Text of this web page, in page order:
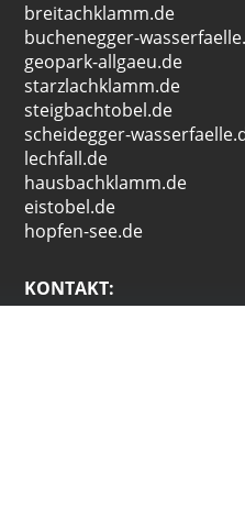
breitachklamm.de
buchenegger-
geopark-allgaeu.de
starzlachklamm.de
steigbachtobel.de
scheidegger-
lechfall.de
hausbachklamm.de
eistobel.de
hopfen-see.de
KONTAKT: